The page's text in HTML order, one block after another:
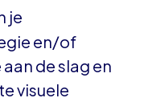
je
en/of
de slag en
visuele